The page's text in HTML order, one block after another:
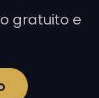
gratuito e